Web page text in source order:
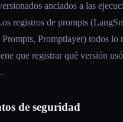
anclados a las
registros de prompts
Promptlayer) todos lo
que registrar qué versión
de seguridad